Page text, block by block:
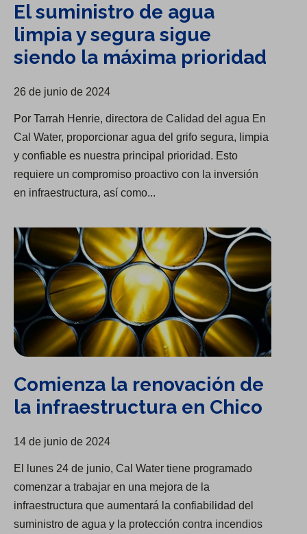
El suministro de agua
limpia y segura sigue
siendo la máxima prioridad
26 de junio de 2024
Por Tarrah Henrie, directora de Calidad del agua En
Cal Water, proporcionar agua del grifo segura, limpia
y confiable es nuestra principal prioridad. Esto
requiere un compromiso proactivo con la inversión
en infraestructura, así como...
Comienza la renovación de la infraestructura en Chico
Comienza la renovación de
la infraestructura en Chico
14 de junio de 2024
El lunes 24 de junio, Cal Water tiene programado
comenzar a trabajar en una mejora de la
infraestructura que aumentará la confiabilidad del
suministro de agua y la protección contra incendios